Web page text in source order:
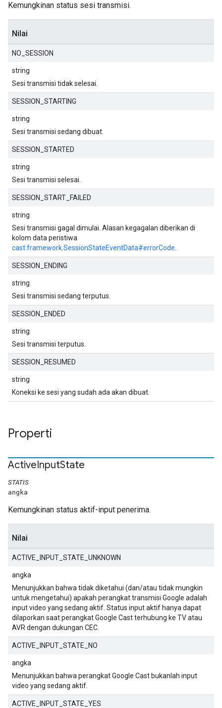
Kemungkinan status sesi transmisi.
Nilai
NO_SESSION
string
Sesi transmisi tidak selesai.
SESSION_STARTING
string
Sesi transmisi sedang dibuat.
SESSION_STARTED
string
Sesi transmisi selesai.
SESSION_START_FAILED
string
Sesi transmisi gagal dimulai. Alasan kegagalan diberikan di
kolom data peristiwa
cast.framework.SessionStateEventData#errorCode
SESSION_ENDING
string
Sesi transmisi sedang terputus.
SESSION_ENDED
string
Sesi transmisi terputus.
SESSION_RESUMED
string
Koneksi ke sesi yang sudah ada akan dibuat.
Properti
ActiveInputState
STATIS
angka
Kemungkinan status aktif-input penerima.
Nilai
ACTIVE_INPUT_STATE_UNKNOWN
angka
Menunjukkan bahwa tidak diketahui (dan/atau tidak mungkin
untuk mengetahui) apakah perangkat transmisi Google adalah
input video yang sedang aktif. Status input aktif hanya dapat
dilaporkan saat perangkat Google Cast terhubung ke TV atau
AVR dengan dukungan CEC.
ACTIVE_INPUT_STATE_NO
angka
Menunjukkan bahwa perangkat Google Cast bukanlah input
video yang sedang aktif.
ACTIVE_INPUT_STATE_YES